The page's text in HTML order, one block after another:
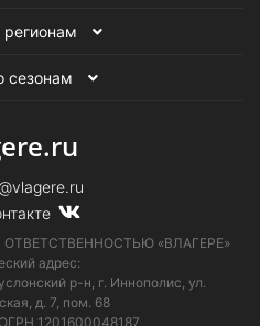
регионам
сезонам
«ВЛАГЕРЕ»
адрес:
р-н, г. Иннополис, ул.
д. 7, пом. 68
ОГРН 1201600048187